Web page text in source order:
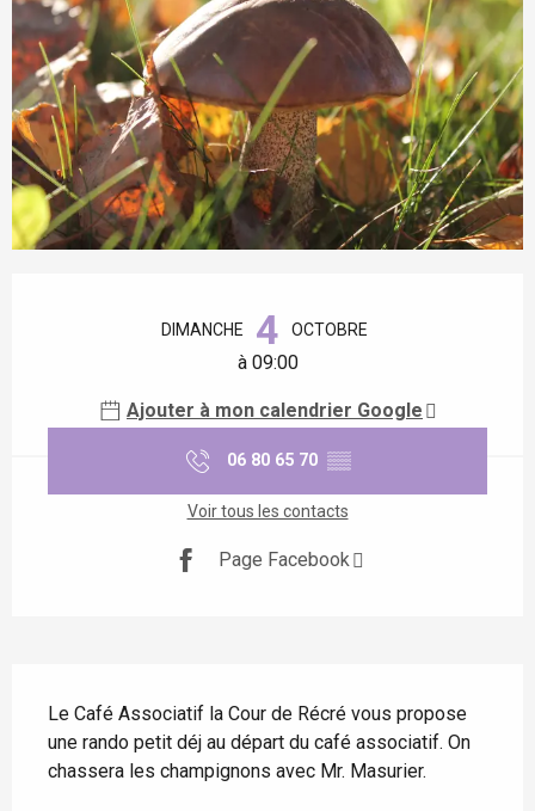
DIMANCHE 4 OCTOBRE
à 09:00
Ajouter à mon calendrier Google
06 80 65 70 ▒▒
Voir tous les contacts
Page Facebook
Le Café Associatif la Cour de Récré vous propose
une rando petit déj au départ du café associatif. On
chassera les champignons avec Mr. Masurier.